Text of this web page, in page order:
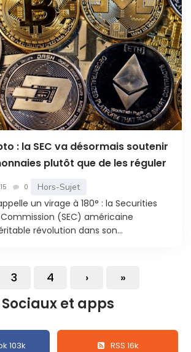
: la SEC va désormais soutenir
plutôt que de les réguler
0 Hors-Sujet
un virage à 180° : la Securities
(SEC) américaine
révolution dans son...
3 4 › »
Sociaux et apps
103k RSS 16k